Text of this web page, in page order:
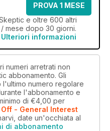
PROVA 1 MESE
e oltre 600 altri
mese dopo 30 giorni.
Ulteriori informazioni
numeri arretrati non
abbonamento. Gli
numero regolare
l'abbonamento e
di €4,00 per
Off - General Interest
date un'occhiata al
di abbonamento